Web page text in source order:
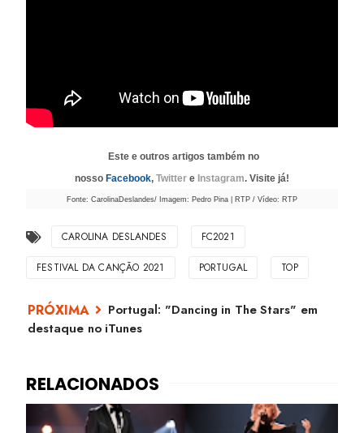
Este e outros artigos também no
nosso Facebook, Twitter e Instagram. Visite já!
Fonte: CarolinaDeslandes/ Imagem: Pedro Pina | RTP / Vídeo: RTP
CAROLINA DESLANDES FC2021
FESTIVAL DA CANÇÃO 2021 PORTUGAL TOP
Portugal: "Dancing in The Stars" em
destaque no iTunes